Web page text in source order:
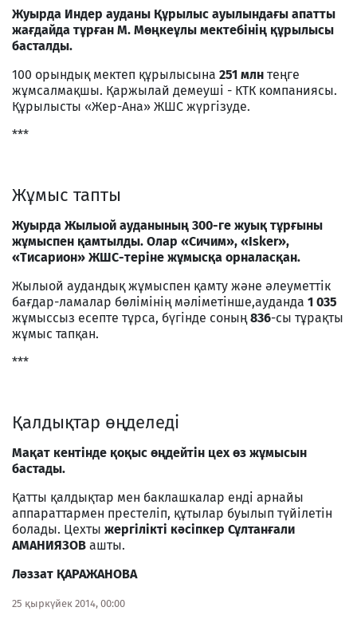
Жуырда Индер ауданы Құрылыс ауылындағы апатты
жағдайда тұрған М. Мөңкеұлы мектебінің құрылысы
басталды.
100 орындық мектеп құрылысына 251 млн теңге
жұмсалмақшы. Қаржылай демеуші - КТК компаниясы.
Құрылысты «Жер-Ана» ЖШС жүргізуде.
***
Жұмыс тапты
Жуырда Жылыой ауданының 300-ге жуық тұрғыны
жұмыспен қамтылды. Олар «Сичим», «Isker»,
«Тисарион» ЖШС-теріне жұмысқа орналасқан.
Жылыой аудандық жұмыспен қамту және әлеуметтік
бағдар-ламалар бөлімінің мәліметінше,ауданда 1 035
жұмыссыз есепте тұрса, бүгінде соның 836-сы тұрақты
жұмыс тапқан.
***
Қалдықтар өңделеді
Мақат кентінде қоқыс өңдейтін цех өз жұмысын
бастады.
Қатты қалдықтар мен баклашкалар енді арнайы
аппараттармен престеліп, құтылар буылып түйілетін
болады. Цехты жергілікті кәсіпкер Сұлтанғали
АМАНИЯЗОВ ашты.
Ләззат ҚАРАЖАНОВА
25 қыркүйек 2014, 00:00